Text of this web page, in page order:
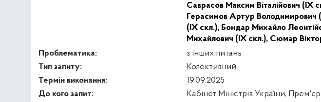
Саврасов Максим Віталійович (IX
Герасимов Артур Володимирович
(IX скл.), Бондар Михайло
Михайлович (IX скл.), Сюмар
Проблематика:
з інших питань
Тип запиту:
Колективний
Термін виконання:
19.09.2025
До кого запит:
Кабінет Міністрів України,